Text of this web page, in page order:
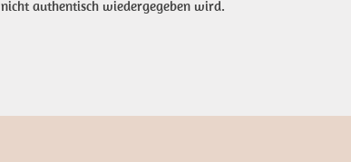
nicht authentisch wiedergegeben wird.